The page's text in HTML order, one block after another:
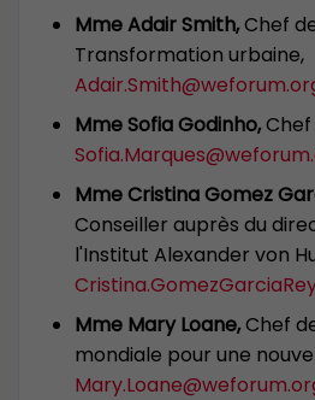
Mme Adair Smith,Chef
Transformation urbaine,
Mme Sofia Godinho,Chef
Mme Cristina Gomez
Conseiller auprès du
l'Institut Alexander von
Mme Mary Loane,Chef
mondiale pour une